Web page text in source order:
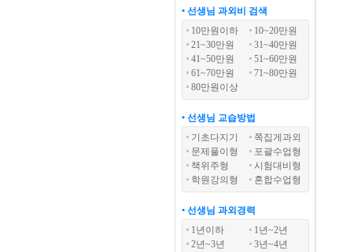
• 선생님 과외비 검색
10만원이하
10~20만원
21~30만원
31~40만원
41~50만원
51~60만원
61~70만원
71~80만원
80만원이상
• 선생님 교습방법
기초다지기
쪽집게과외
문제풀이형
포괄수업형
책위주형
시험대비형
학원강의형
혼합수업형
• 선생님 과외경력
1년이하
1년~2년
2년~3년
3년~4년